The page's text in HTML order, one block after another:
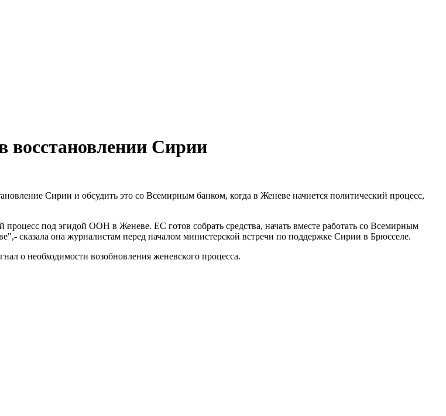
восстановлении Сирии
Сирии и обсудить это со Всемирным банком, когда в Женеве начнется политический процесс,
под эгидой ООН в Женеве. ЕС готов собрать средства, начать вместе работать со Всемирным
сказала она журналистам перед началом министерской встречи по поддержке Сирии в Брюсселе.
о необходимости возобновления женевского процесса.